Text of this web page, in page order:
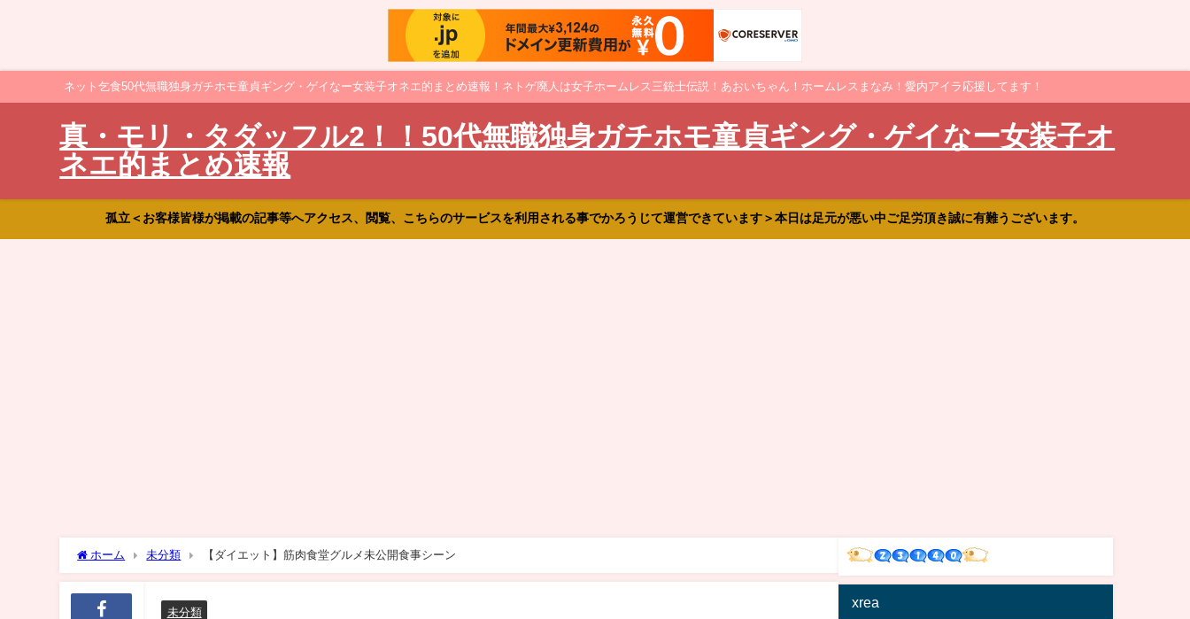
ネット乞食50代無職独身ガチホモ童貞ギング・ゲイなー女装子オネエ的まとめ速報！ネトゲ廃人は女子ホームレス三銃士伝説！あおいちゃん！ホームレスまなみ！愛内アイラ応援してます！
真・モリ・タダッフル2！！50代無職独身ガチホモ童貞ギング・ゲイなー女装子オ
ネエ的まとめ速報
孤立＜お客様皆様が掲載の記事等へアクセス、閲覧、こちらのサービスを利用される事でかろうじて運営できています＞本日は足元が悪い中ご足労頂き誠に有難うございます。
ホーム 未分類 【ダイエット】筋肉食堂グルメ未公開食事シーン
未分類
xrea